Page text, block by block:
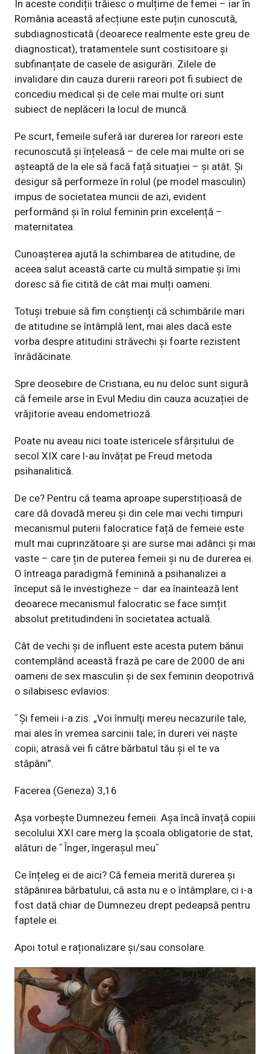
În aceste condiții trăiesc o mulțime de femei – iar în
România această afecțiune este puțin cunoscută,
subdiagnosticată (deoarece realmente este greu de
diagnosticat), tratamentele sunt costisitoare și
subfinanțate de casele de asigurări. Zilele de
invalidare din cauza durerii rareori pot fi subiect de
concediu medical și de cele mai multe ori sunt
subiect de neplăceri la locul de muncă.
Pe scurt, femeile suferă iar durerea lor rareori este
recunoscută și înțeleasă – de cele mai multe ori se
așteaptă de la ele să facă față situației – și atât. Și
desigur să performeze în rolul (pe model masculin)
impus de societatea muncii de azi, evident
performând și în rolul feminin prin excelență –
maternitatea.
Cunoașterea ajută la schimbarea de atitudine, de
aceea salut această carte cu multă simpatie și îmi
doresc să fie citită de cât mai mulți oameni.
Totuși trebuie să fim conștienți că schimbările mari
de atitudine se întâmplă lent, mai ales dacă este
vorba despre atitudini străvechi și foarte rezistent
înrădăcinate.
Spre deosebire de Cristiana, eu nu deloc sunt sigură
că femeile arse în Evul Mediu din cauza acuzației de
vrăjitorie aveau endometrioză.
Poate nu aveau nici toate istericele sfârșitului de
secol XIX care l-au învățat pe Freud metoda
psihanalitică.
De ce? Pentru că teama aproape superstițioasă de
care dă dovadă mereu și din cele mai vechi timpuri
mecanismul puterii falocratice față de femeie este
mult mai cuprinzătoare și are surse mai adânci și mai
vaste – care țin de puterea femeii și nu de durerea ei.
O întreaga paradigmă feminină a psihanalizei a
început să le investigheze – dar ea înaintează lent
deoarece mecanismul falocratic se face simțit
absolut pretitudindeni în societatea actuală.
Cât de vechi și de influent este acesta putem bănui
contemplând această frază pe care de 2000 de ani
oameni de sex masculin și de sex feminin deopotrivă
o silabisesc evlavios:
˝Și femeii i-a zis: „Voi înmulţi mereu necazurile tale,
mai ales în vremea sarcinii tale; în dureri vei naşte
copii; atrasă vei fi către bărbatul tău şi el te va
stăpâni”.
Facerea (Geneza) 3,16
Așa vorbește Dumnezeu femeii. Așa încă învață copiii
secolului XXI care merg la școala obligatorie de stat,
alături de ˝Înger, îngerașul meu˝
Ce înțeleg ei de aici? Că femeia merită durerea și
stăpânirea bărbatului, că asta nu e o întâmplare, ci i-a
fost dată chiar de Dumnezeu drept pedeapsă pentru
faptele ei.
Apoi totul e raționalizare și/sau consolare.